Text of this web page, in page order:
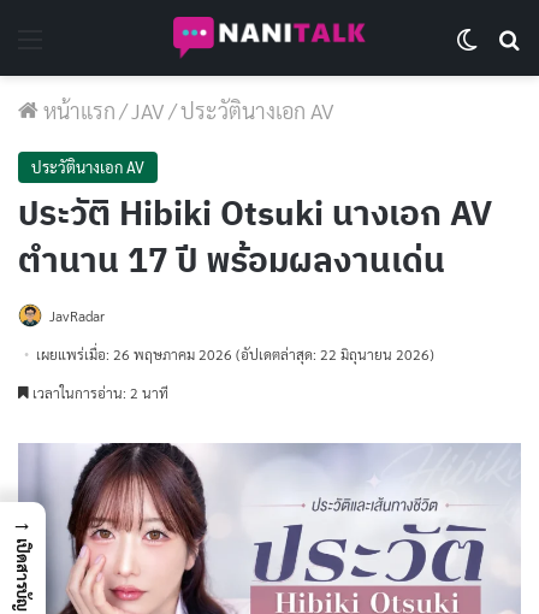
หน้าแรก/JAV/ประวัตินางเอก AV
ประวัตินางเอก AV
ประวัติ Hibiki Otsuki นางเอก AV
ตำนาน 17 ปี พร้อมผลงานเด่น
JavRadar
เผยแพร่เมื่อ: 26 พฤษภาคม 2026 (อัปเดตล่าสุด: 22 มิถุนายน 2026)
เวลาในการอ่าน: 2 นาที
→
เปิดสารบัญ